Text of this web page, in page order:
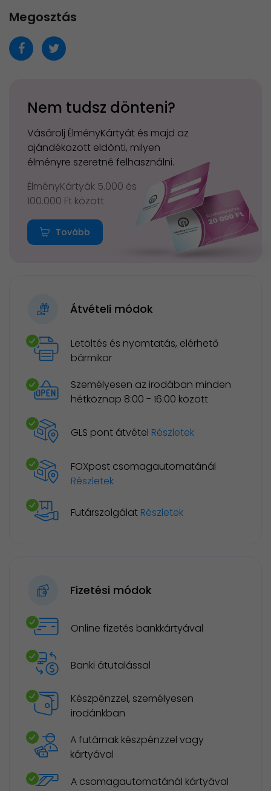
Megosztás
Nem tudsz dönteni?
Vásárolj ÉlményKártyát és majd az
ajándékozott eldönti, milyen
élményre szeretné felhasználni.
ÉlményKártyák 5.000 és
100.000 Ft között
Tovább
Átvételi módok
Letöltés és nyomtatás, elérhető
bármikor
Személyesen az irodában minden
hétköznap 8:00 - 16:00 között
GLS pont átvétel Részletek
FOXpost csomagautomatánál
Részletek
Futárszolgálat Részletek
Fizetési módok
Online fizetés bankkártyával
Banki átutalással
Készpénzzel, személyesen
irodánkban
A futárnak készpénzzel vagy
kártyával
A csomagautomatánál kártyával